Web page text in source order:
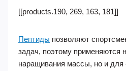
[[products.190, 269, 163, 181]]
Пептиды позволяют
задач, поэтому применяются
наращивания массы, но и для